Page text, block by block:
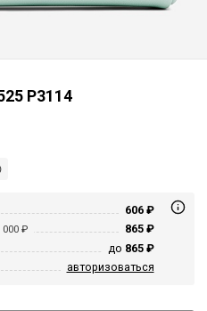
P3114
606 ₽
000 ₽
865 ₽
до 865 ₽
авторизоваться